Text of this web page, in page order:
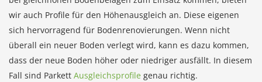
wir auch Profile für den Höhenausgleich an. Diese eigenen
sich hervorragend für Bodenrenovierungen. Wenn nicht
überall ein neuer Boden verlegt wird, kann es dazu kommen,
dass der neue Boden höher oder niedriger ausfällt. In diesem
Fall sind Parkett Ausgleichsprofile genau richtig.